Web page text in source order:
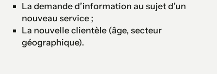
La demande d’information au sujet d’un
nouveau service ;
La nouvelle clientèle (âge, secteur
géographique).